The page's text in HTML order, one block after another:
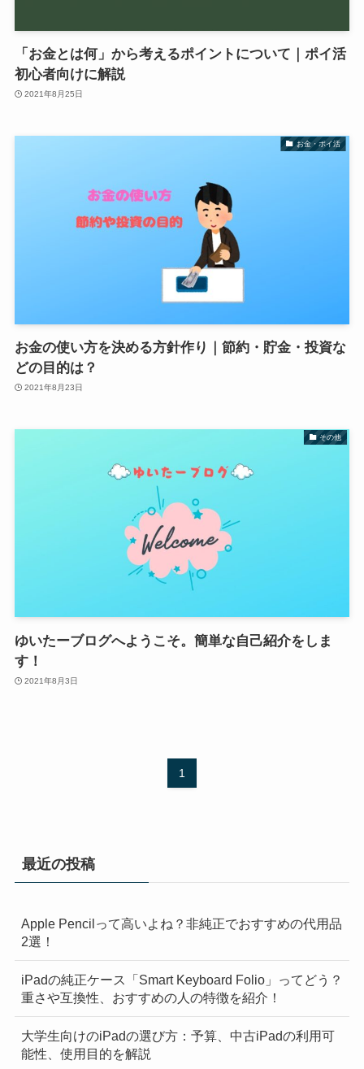
「お金とは何」から考えるポイントについて｜ポイ活
初心者向けに解説
2021年8月25日
お金・ポイ活
お金の使い方を決める方針作り｜節約・貯金・投資な
どの目的は？
2021年8月23日
その他
ゆいたーブログへようこそ。簡単な自己紹介をしま
す！
2021年8月3日
1
最近の投稿
Apple Pencilって高いよね？非純正でおすすめの代用品
2選！
iPadの純正ケース「Smart Keyboard Folio」ってどう？
重さや互換性、おすすめの人の特徴を紹介！
大学生向けのiPadの選び方：予算、中古iPadの利用可
能性、使用目的を解説